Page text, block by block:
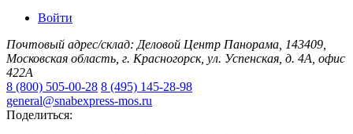
Войти
Почтовый адрес/склад: Деловой Центр Панорама, 143409,
Московская область, г. Красногорск, ул. Успенская, д. 4А, офис
422А
8 (800) 505-00-28 8 (495) 145-28-98
general@snabexpress-mos.ru
Поделиться: